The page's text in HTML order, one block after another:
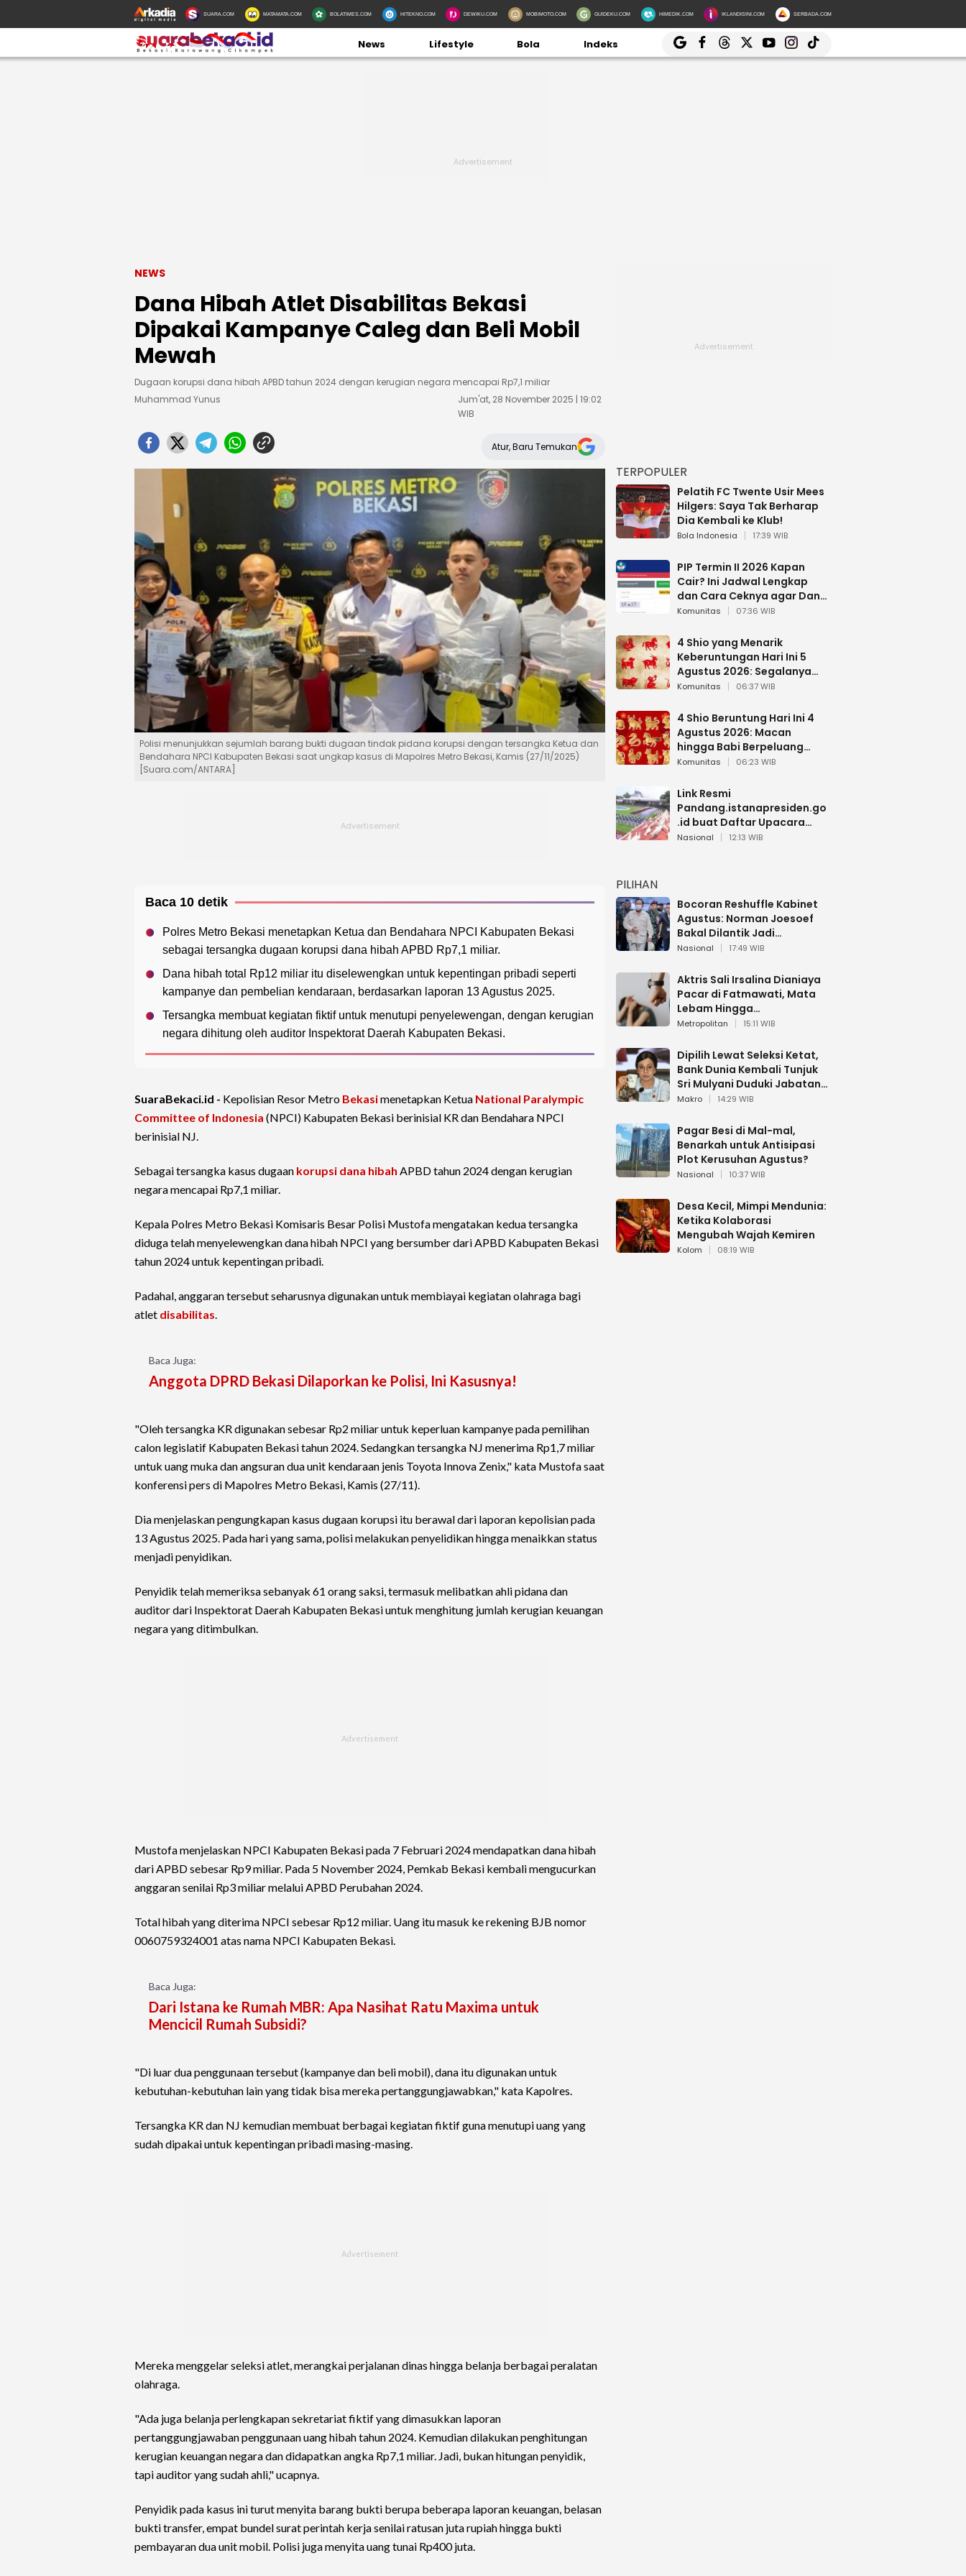
SUARA.COM MATAMATA.COM BOLATIMES.COM HITEKNO.COM DEWIKU.COM MOBIMOTO.COM GUIDEKU.COM HIMEDIK.COM IKLANDISINI.COM SERBADA.COM
News Lifestyle Bola Indeks
NEWS
Dana Hibah Atlet Disabilitas Bekasi
Dipakai Kampanye Caleg dan Beli Mobil
Mewah
Dugaan korupsi dana hibah APBD tahun 2024 dengan kerugian negara mencapai Rp7,1 miliar
Muhammad Yunus
Jum'at, 28 November 2025 | 19:02
WIB
Atur, Baru Temukan
Polisi menunjukkan sejumlah barang bukti dugaan tindak pidana korupsi dengan tersangka Ketua dan
Bendahara NPCI Kabupaten Bekasi saat ungkap kasus di Mapolres Metro Bekasi, Kamis (27/11/2025)
[Suara.com/ANTARA]
Baca 10 detik
Polres Metro Bekasi menetapkan Ketua dan Bendahara NPCI Kabupaten Bekasi
sebagai tersangka dugaan korupsi dana hibah APBD Rp7,1 miliar.
Dana hibah total Rp12 miliar itu diselewengkan untuk kepentingan pribadi seperti
kampanye dan pembelian kendaraan, berdasarkan laporan 13 Agustus 2025.
Tersangka membuat kegiatan fiktif untuk menutupi penyelewengan, dengan kerugian
negara dihitung oleh auditor Inspektorat Daerah Kabupaten Bekasi.
SuaraBekaci.id - Kepolisian Resor Metro Bekasimenetapkan Ketua National Paralympic
Committee of Indonesia (NPCI) Kabupaten Bekasi berinisial KR dan Bendahara NPCI
berinisial NJ.
Sebagai tersangka kasus dugaan korupsi dana hibah APBD tahun 2024 dengan kerugian
negara mencapai Rp7,1 miliar.
Kepala Polres Metro Bekasi Komisaris Besar Polisi Mustofa mengatakan kedua tersangka
diduga telah menyelewengkan dana hibah NPCI yang bersumber dari APBD Kabupaten Bekasi
tahun 2024 untuk kepentingan pribadi.
Padahal, anggaran tersebut seharusnya digunakan untuk membiayai kegiatan olahraga bagi
atlet disabilitas.
Baca Juga:
Anggota DPRD Bekasi Dilaporkan ke Polisi, Ini Kasusnya!
"Oleh tersangka KR digunakan sebesar Rp2 miliar untuk keperluan kampanye pada pemilihan
calon legislatif Kabupaten Bekasi tahun 2024. Sedangkan tersangka NJ menerima Rp1,7 miliar
untuk uang muka dan angsuran dua unit kendaraan jenis Toyota Innova Zenix," kata Mustofa saat
konferensi pers di Mapolres Metro Bekasi, Kamis (27/11).
Dia menjelaskan pengungkapan kasus dugaan korupsi itu berawal dari laporan kepolisian pada
13 Agustus 2025. Pada hari yang sama, polisi melakukan penyelidikan hingga menaikkan status
menjadi penyidikan.
Penyidik telah memeriksa sebanyak 61 orang saksi, termasuk melibatkan ahli pidana dan
auditor dari Inspektorat Daerah Kabupaten Bekasi untuk menghitung jumlah kerugian keuangan
negara yang ditimbulkan.
Mustofa menjelaskan NPCI Kabupaten Bekasi pada 7 Februari 2024 mendapatkan dana hibah
dari APBD sebesar Rp9 miliar. Pada 5 November 2024, Pemkab Bekasi kembali mengucurkan
anggaran senilai Rp3 miliar melalui APBD Perubahan 2024.
Total hibah yang diterima NPCI sebesar Rp12 miliar. Uang itu masuk ke rekening BJB nomor
0060759324001 atas nama NPCI Kabupaten Bekasi.
Baca Juga:
Dari Istana ke Rumah MBR: Apa Nasihat Ratu Maxima untuk
Mencicil Rumah Subsidi?
"Di luar dua penggunaan tersebut (kampanye dan beli mobil), dana itu digunakan untuk
kebutuhan-kebutuhan lain yang tidak bisa mereka pertanggungjawabkan," kata Kapolres.
Tersangka KR dan NJ kemudian membuat berbagai kegiatan fiktif guna menutupi uang yang
sudah dipakai untuk kepentingan pribadi masing-masing.
Mereka menggelar seleksi atlet, merangkai perjalanan dinas hingga belanja berbagai peralatan
olahraga.
"Ada juga belanja perlengkapan sekretariat fiktif yang dimasukkan laporan
pertanggungjawaban penggunaan uang hibah tahun 2024. Kemudian dilakukan penghitungan
kerugian keuangan negara dan didapatkan angka Rp7,1 miliar. Jadi, bukan hitungan penyidik,
tapi auditor yang sudah ahli," ucapnya.
Penyidik pada kasus ini turut menyita barang bukti berupa beberapa laporan keuangan, belasan
bukti transfer, empat bundel surat perintah kerja senilai ratusan juta rupiah hingga bukti
pembayaran dua unit mobil. Polisi juga menyita uang tunai Rp400 juta.
TERPOPULER
Pelatih FC Twente Usir Mees
Hilgers: Saya Tak Berharap
Dia Kembali ke Klub!
Bola Indonesia 17:39 WIB
PIP Termin II 2026 Kapan
Cair? Ini Jadwal Lengkap
dan Cara Ceknya agar Dana
Tidak Hangus!
Komunitas 07:36 WIB
4 Shio yang Menarik
Keberuntungan Hari Ini 5
Agustus 2026: Segalanya
Berjalan Lancar
Komunitas 06:37 WIB
4 Shio Beruntung Hari Ini 4
Agustus 2026: Macan
hingga Babi Berpeluang
Dapat Kabar Baik
Komunitas 06:23 WIB
Link Resmi
Pandang.istanapresiden.go
.id buat Daftar Upacara
Bendera HUT RI di Istana
Nasional 12:13 WIB
PILIHAN
Bocoran Reshuffle Kabinet
Agustus: Norman Joesoef
Bakal Dilantik Jadi
Wamenhan RI
Nasional 17:49 WIB
Aktris Sali Irsalina Dianiaya
Pacar di Fatmawati, Mata
Lebam Hingga
Diselamatkan Polantas
Metropolitan 15:11 WIB
Dipilih Lewat Seleksi Ketat,
Bank Dunia Kembali Tunjuk
Sri Mulyani Duduki Jabatan
Strategis
Makro 14:29 WIB
Pagar Besi di Mal-mal,
Benarkah untuk Antisipasi
Plot Kerusuhan Agustus?
Nasional 10:37 WIB
Desa Kecil, Mimpi Mendunia:
Ketika Kolaborasi
Mengubah Wajah Kemiren
Kolom 08:19 WIB